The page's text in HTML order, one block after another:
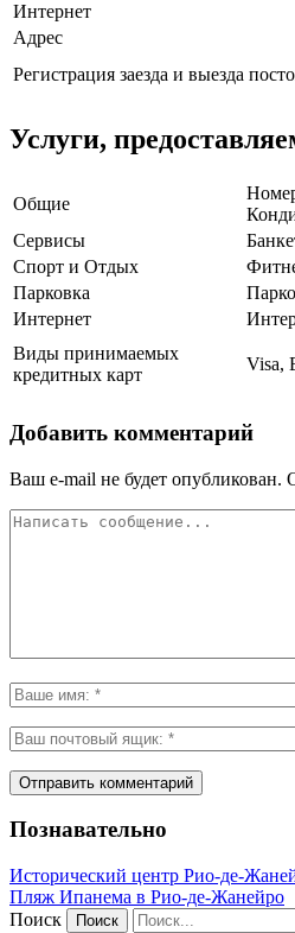
Интернет
Адрес
Регистрация заезда и выезда
Услуги,
Общие
Сервисы
Спорт и Отдых
Парковка
Интернет
Виды принимаемых
кредитных карт
Visa,
Добавить комментарий
Ваш e-mail не будет опубликован.
Познавательно
Исторический центр Рио-де-
Пляж Ипанема в Рио-де-Жанейро
Поиск